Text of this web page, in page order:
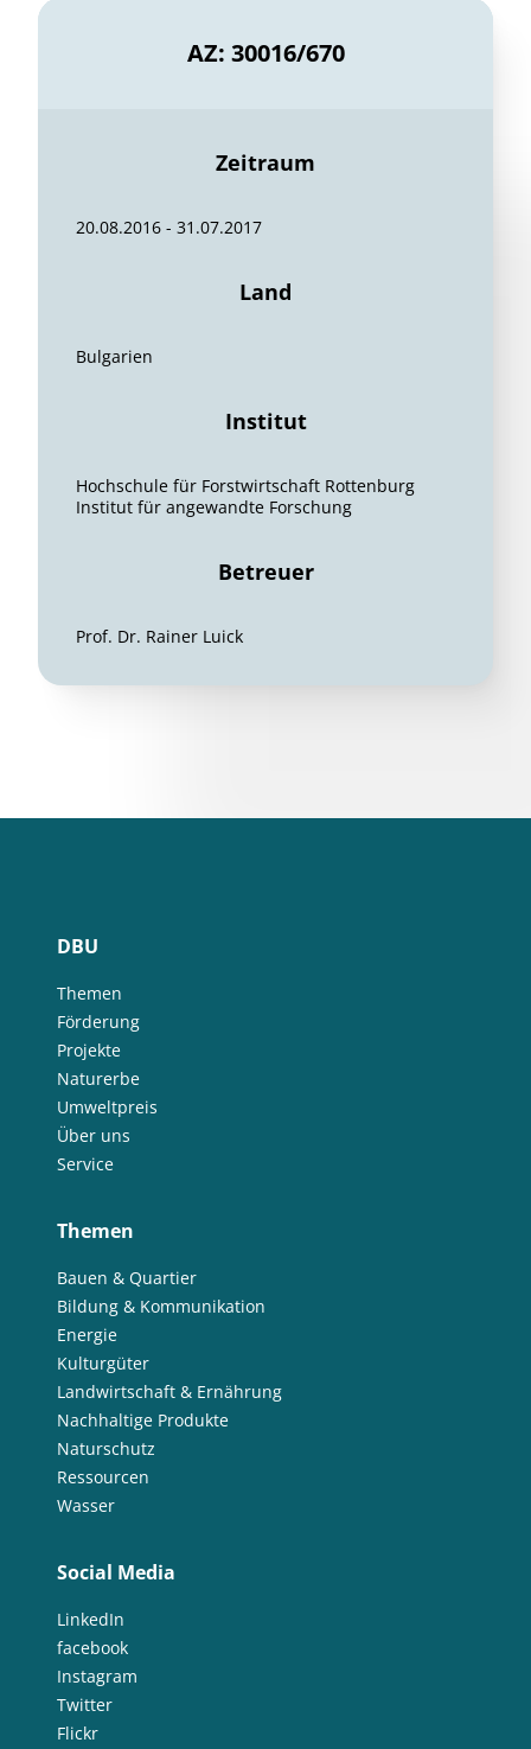
AZ: 30016/670
Zeitraum
20.08.2016 - 31.07.2017
Land
Bulgarien
Institut
Hochschule für Forstwirtschaft Rottenburg
Institut für angewandte Forschung
Betreuer
Prof. Dr. Rainer Luick
DBU
Themen
Förderung
Projekte
Naturerbe
Umweltpreis
Über uns
Service
Themen
Bauen & Quartier
Bildung & Kommunikation
Energie
Kulturgüter
Landwirtschaft & Ernährung
Nachhaltige Produkte
Naturschutz
Ressourcen
Wasser
Social Media
LinkedIn
facebook
Instagram
Twitter
Flickr